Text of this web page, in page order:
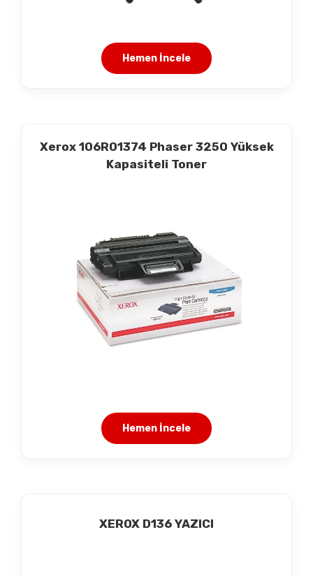
Hemen İncele
Xerox 106R01374 Phaser 3250 Yüksek
Kapasiteli Toner
Hemen İncele
XEROX D136 YAZICI